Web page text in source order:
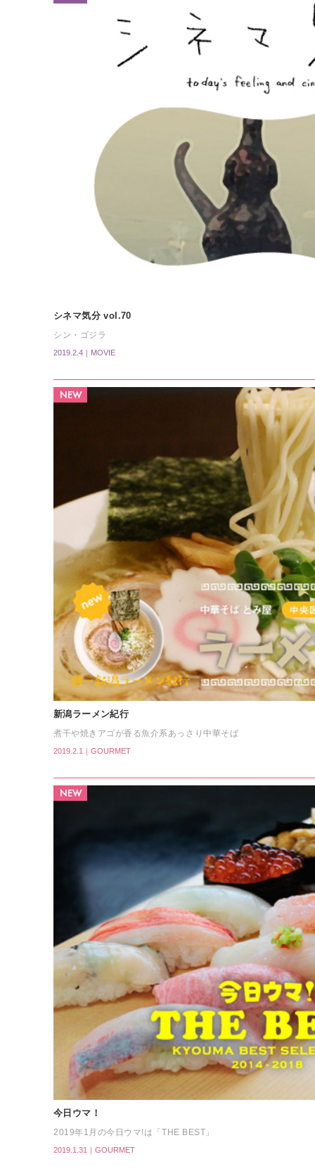
シネマ気分 vol.70
シン・ゴジラ
2019.2.4｜MOVIE
新潟ラーメン紀行
煮干や焼きアゴが香る魚介系あっさり中華そば
2019.2.1｜GOURMET
今日ウマ！
2019年1月の今日ウマ!は「THE BEST」
2019.1.31｜GOURMET